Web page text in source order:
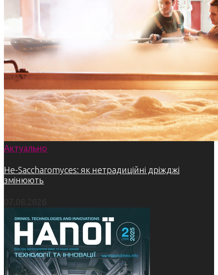
Актуально
Не-Saccharomyces: як нетрадиційні дріжджі
змінюють